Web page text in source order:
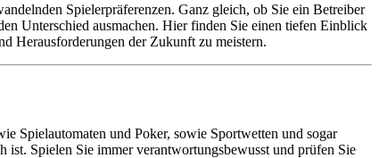
Spielerpräferenzen. Ganz gleich, ob Sie ein Betreiber
Unterschied ausmachen. Hier finden Sie einen tiefen Einblick
Herausforderungen der Zukunft zu meistern.
Spielautomaten und Poker, sowie Sportwetten und sogar
Spielen Sie immer verantwortungsbewusst und prüfen Sie